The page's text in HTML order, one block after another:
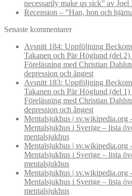
necessarily make us sick” av Joel
Recension – ”Han, hon och
Senaste kommentarer
Avsnitt 184: Uppföljning
Takanen och Pär Höglund (del 2)
Föreläsning med Christian
depression och ångest
Avsnitt 183: Uppföljning
Takanen och Pär Höglund (del 1)
Föreläsning med Christian
depression och ångest
Mentalsjukhus | sv.wikipedia.org
Mentalsjukhus i Sverige – lista
mentalsjukhus
Mentalsjukhus | sv.wikipedia.org
Mentalsjukhus i Sverige – lista
mentalsjukhus
Mentalsjukhus | sv.wikipedia.org
Mentalsjukhus i Sverige – lista
mentalsjukhus